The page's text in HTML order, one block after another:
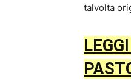
talvolta